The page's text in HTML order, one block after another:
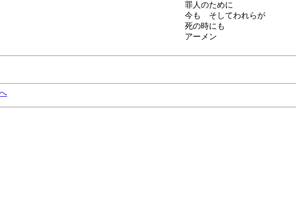
罪人のために
今も そしてわれらが
死の時にも
アーメン